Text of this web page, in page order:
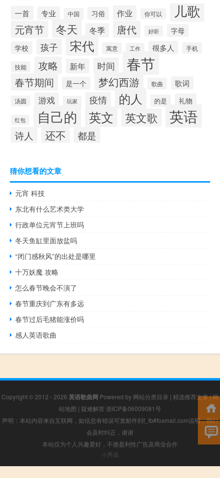
一首 专业 中国 习俗 作业 你可以 儿歌
元宵节 冬天 冬季 唐代 好听
字母
学校
孩子 宋代 寓意 工作 很多人 手机
技能 攻略 新年 时间 春节
春节期间 是一个 梦幻西游 歌曲 歌词
汤圆 游戏 玩家 疫情 的人 的是 礼物
红包 自己的 英文 英文歌 英语
诗人 还不 都是
猜你想看的文章
元宵 科技
东北有什么艺术类大学
行政单位元宵节上班吗
冬天鱼缸里面放盐吗
“闭门感秋风”的出处是哪里
十万妖魔 攻略
怎么春节晚会不演了
春节重庆到广东有多远
春节过后毛猪能涨价吗
感人英语歌曲
Copyright © 2012 - 2026 英语歌曲网 Powered by 网站分类目录 | 精选推荐文章|网
站地图 | 疑难解答 浙ICP备06009081号
声明：本站内容来自互联网，如信息有错误可发邮件到f_fb#foxmail.com说明，我们
会及时纠正，谢谢
本站仅为个人兴趣爱好，不接盈利性广告及商业合作
小男孩